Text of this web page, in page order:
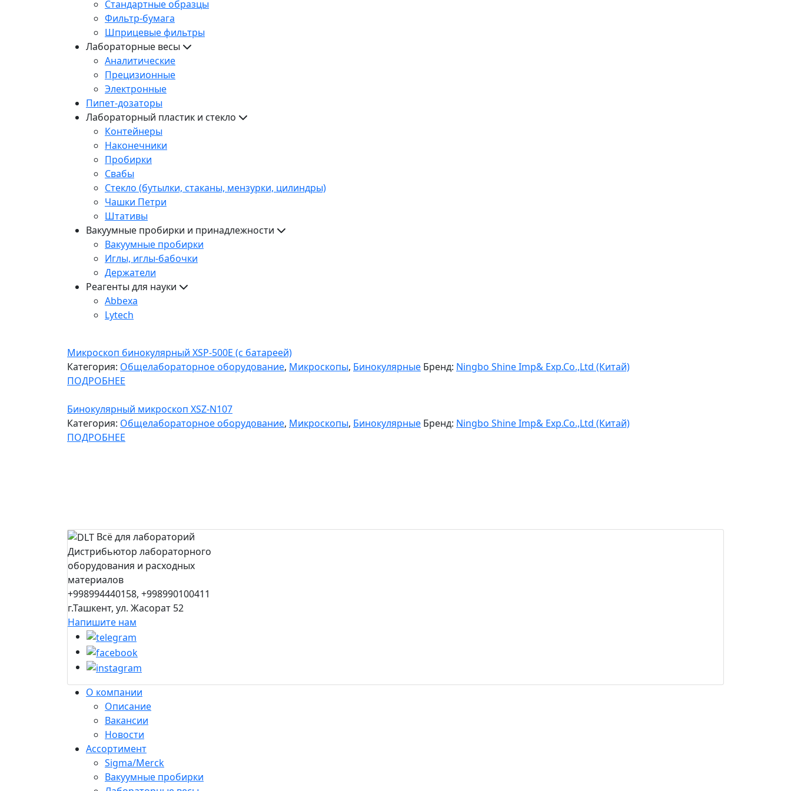
Стандартные образцы
Фильтр-бумага
Шприцевые фильтры
Лабораторные весы
Аналитические
Прецизионные
Электронные
Пипет-дозаторы
Лабораторный пластик и стекло
Контейнеры
Наконечники
Пробирки
Свабы
Стекло (бутылки, стаканы, мензурки, цилиндры)
Чашки Петри
Штативы
Вакуумные пробирки и принадлежности
Вакуумные пробирки
Иглы, иглы-бабочки
Держатели
Реагенты для науки
Abbexa
Lytech
Микроскоп бинокулярный XSP-500E (с батареей)
Категория: Общелабораторное оборудование, Микроскопы, Бинокулярные Бренд: Ningbo Shine Imp& Exp.Co.,Ltd (Китай)
ПОДРОБНЕЕ
Бинокулярный микроскоп XSZ-N107
Категория: Общелабораторное оборудование, Микроскопы, Бинокулярные Бренд: Ningbo Shine Imp& Exp.Co.,Ltd (Китай)
ПОДРОБНЕЕ
Всё для лабораторий
Дистрибьютор лабораторного
оборудования и расходных
материалов
+998994440158, +998990100411
г.Ташкент, ул. Жасорат 52
Напишите нам
О компании
Описание
Вакансии
Новости
Ассортимент
Sigma/Merck
Вакуумные пробирки